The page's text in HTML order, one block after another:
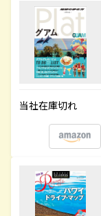
当社在庫切れ